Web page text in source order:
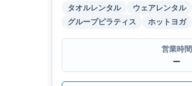
タオルレンタル ウェアレンタル
グループピラティス
ホットヨガ
営業時間
ー